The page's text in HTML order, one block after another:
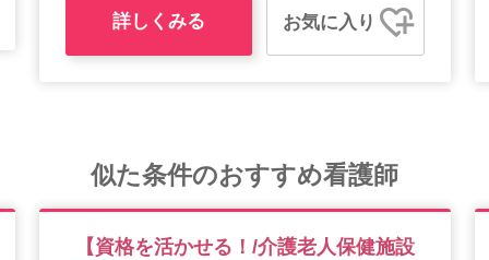
詳しくみる お気に入り
似た条件のおすすめ看護師
【資格を活かせる！/介護老人保健施設